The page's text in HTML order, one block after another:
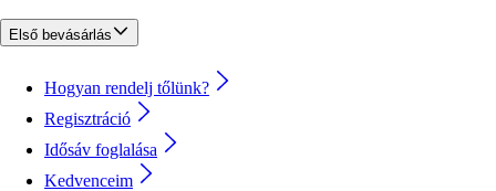
Első bevásárlás
Hogyan rendelj tőlünk?
Regisztráció
Idősáv foglalása
Kedvenceim